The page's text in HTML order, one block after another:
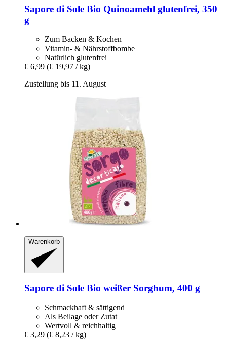
Sapore di Sole Bio Quinoamehl glutenfrei, 350
g
Zum Backen & Kochen
Vitamin- & Nährstoffbombe
Natürlich glutenfrei
€ 6,99 (€ 19,97 / kg)
Zustellung bis 11. August
Warenkorb
Sapore di Sole Bio weißer Sorghum, 400 g
Schmackhaft & sättigend
Als Beilage oder Zutat
Wertvoll & reichhaltig
€ 3,29 (€ 8,23 / kg)